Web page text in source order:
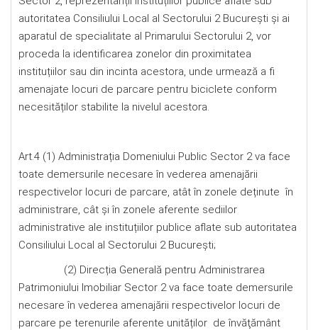
autoritatea Consiliului Local al Sectorului 2 București și ai
aparatul de specialitate al Primarului Sectorului 2, vor
proceda la identificarea zonelor din proximitatea
instituțiilor sau din incinta acestora, unde urmează a fi
amenajate locuri de parcare pentru biciclete conform
necesităților stabilite la nivelul acestora.
Art.4 (1) Administrația Domeniului Public Sector 2 va face
toate demersurile necesare în vederea amenajării
respectivelor locuri de parcare, atât în zonele deținute în
administrare, cât și în zonele aferente sediilor
administrative ale instituțiilor publice aflate sub autoritatea
Consiliului Local al Sectorului 2 București;
(2) Direcția Generală pentru Administrarea
Patrimoniului Imobiliar Sector 2 va face toate demersurile
necesare în vederea amenajării respectivelor locuri de
parcare pe terenurile aferente unităților de învăţământ